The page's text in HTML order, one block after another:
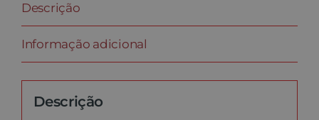
Descrição
Informação adicional
Descrição